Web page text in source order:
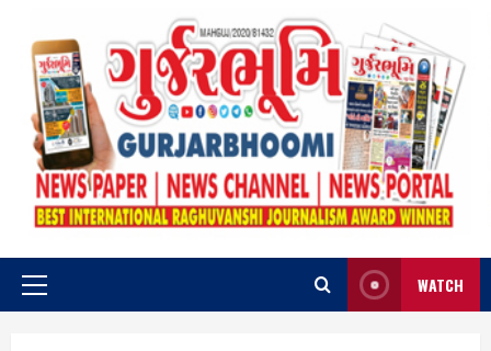
content
Primary
WATCH